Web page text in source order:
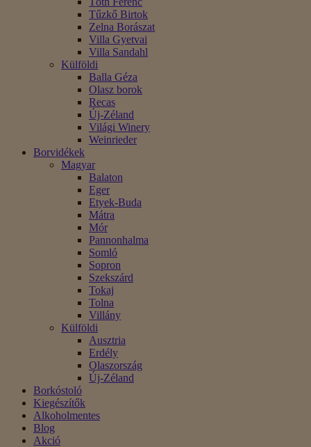
Tűzkő Birtok
Zelna Borászat
Villa Gyetvai
Villa Sandahl
Külföldi
Balla Géza
Olasz borok
Recas
Új-Zéland
Világi Winery
Weinrieder
Borvidékek
Magyar
Balaton
Eger
Etyek-Buda
Mátra
Mór
Pannonhalma
Somló
Sopron
Szekszárd
Tokaj
Tolna
Villány
Külföldi
Ausztria
Erdély
Olaszország
Új-Zéland
Borkóstoló
Kiegészítők
Alkoholmentes
Blog
Akció